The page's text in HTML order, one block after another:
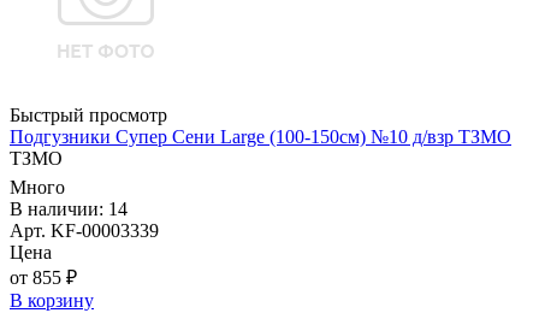
Быстрый просмотр
Подгузники Супер Сени Large (100-150см) №10 д/взр ТЗМО
ТЗМО
Много
В наличии: 14
Арт. KF-00003339
Цена
от 855 ₽
В корзину